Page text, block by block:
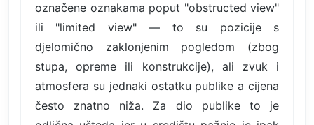
označene oznakama poput "obstructed view"
ili "limited view" — to su pozicije s
djelomično zaklonjenim pogledom (zbog
stupa, opreme ili konstrukcije), ali zvuk i
atmosfera su jednaki ostatku publike a cijena
često znatno niža. Za dio publike to je